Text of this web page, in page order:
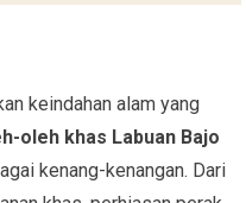
keindahan alam yang
oleh khas Labuan Bajo
kenang-kenangan. Dari